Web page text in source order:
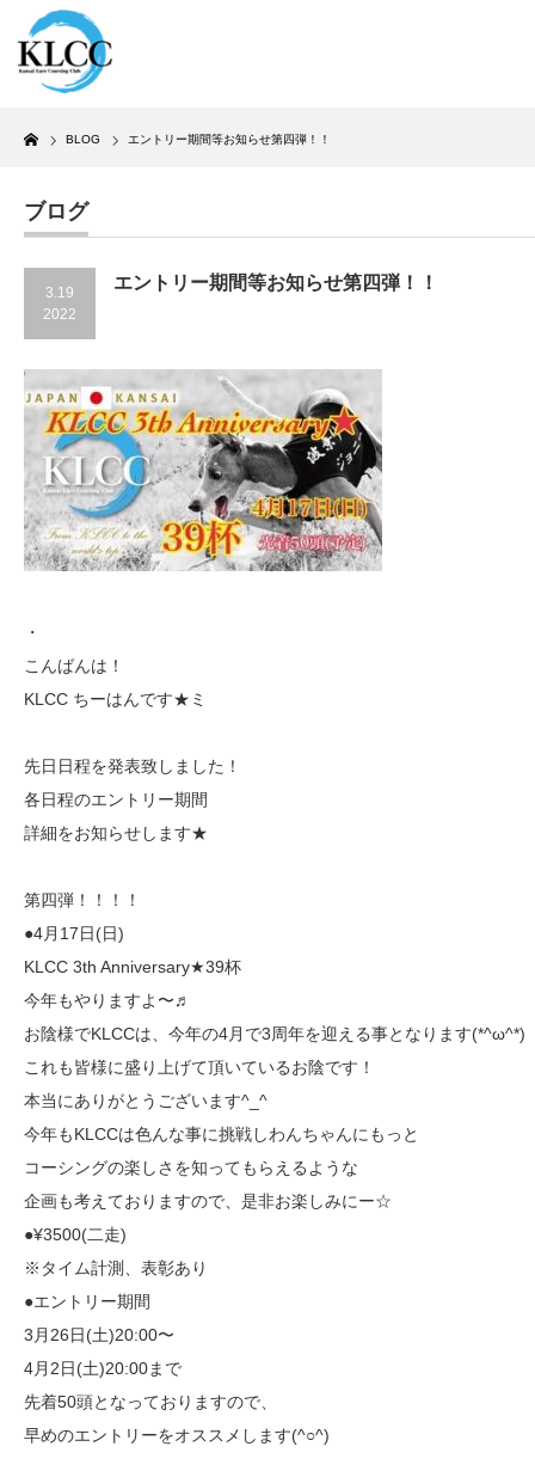
Home
BLOG エントリー期間等お知らせ第四弾！！
ブログ
3.19
2022
エントリー期間等お知らせ第四弾！！
・
こんばんは！
KLCC ちーはんです★ミ
先日日程を発表致しました！
各日程のエントリー期間
詳細をお知らせします★
第四弾！！！！
●4月17日(日)
KLCC 3th Anniversary★39杯
今年もやりますよ〜♬
お陰様でKLCCは、今年の4月で3周年を迎える事となります(*^ω^*)
これも皆様に盛り上げて頂いているお陰です！
本当にありがとうございます^_^
今年もKLCCは色んな事に挑戦しわんちゃんにもっと
コーシングの楽しさを知ってもらえるような
企画も考えておりますので、是非お楽しみにー☆
●¥3500(二走)
※タイム計測、表彰あり
●エントリー期間
3月26日(土)20:00〜
4月2日(土)20:00まで
先着50頭となっておりますので、
早めのエントリーをオススメします(^○^)